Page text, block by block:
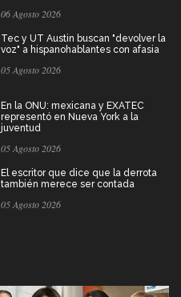
06 Agosto 2026
Tec y UT Austin buscan "devolver la
voz" a hispanohablantes con afasia
05 Agosto 2026
En la ONU: mexicana y EXATEC
representó en Nueva York a la
juventud
05 Agosto 2026
El escritor que dice que la derrota
también merece ser contada
05 Agosto 2026